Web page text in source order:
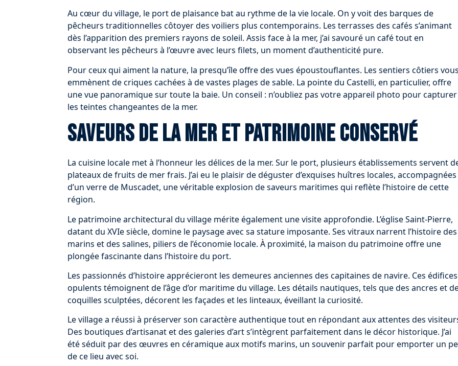
Au cœur du village, le port de plaisance bat au rythme de la vie locale. On y voit des barques de
pêcheurs traditionnelles côtoyer des voiliers plus contemporains. Les terrasses des cafés s’animant
dès l’apparition des premiers rayons de soleil. Assis face à la mer, j’ai savouré un café tout en
observant les pêcheurs à l’œuvre avec leurs filets, un moment d’authenticité pure.
Pour ceux qui aiment la nature, la presqu’île offre des vues époustouflantes. Les sentiers côtiers
emmènent de criques cachées à de vastes plages de sable. La pointe du Castelli, en particulier, offre
une vue panoramique sur toute la baie. Un conseil : n’oubliez pas votre appareil photo pour capturer
les teintes changeantes de la mer.
Saveurs de la mer et patrimoine conservé
La cuisine locale met à l’honneur les délices de la mer. Sur le port, plusieurs établissements servent
plateaux de fruits de mer frais. J’ai eu le plaisir de déguster d’exquises huîtres locales, accompagnées
d’un verre de Muscadet, une véritable explosion de saveurs maritimes qui reflète l’histoire de cette
région.
Le patrimoine architectural du village mérite également une visite approfondie. L’église Saint-Pierre,
datant du XVIe siècle, domine le paysage avec sa stature imposante. Ses vitraux narrent l’histoire des
marins et des salines, piliers de l’économie locale. À proximité, la maison du patrimoine offre une
plongée fascinante dans l’histoire du port.
Les passionnés d’histoire apprécieront les demeures anciennes des capitaines de navire. Ces édifices
opulents témoignent de l’âge d’or maritime du village. Les détails nautiques, tels que des ancres et
coquilles sculptées, décorent les façades et les linteaux, éveillant la curiosité.
Le village a réussi à préserver son caractère authentique tout en répondant aux attentes des
Des boutiques d’artisanat et des galeries d’art s’intègrent parfaitement dans le décor historique. J’ai
été séduit par des œuvres en céramique aux motifs marins, un souvenir parfait pour emporter un
de ce lieu avec soi.